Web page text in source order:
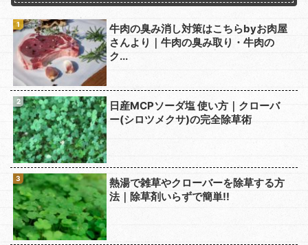
牛肉の臭み消し対策はこちらbyお肉屋
さんより｜牛肉の臭み取り・牛肉の
ク...
日産MCPソーダ塩 使い方｜クローバ
ー(シロツメクサ)の完全除草術
熱湯で雑草やクローバーを除草する方
法｜除草剤いらずで簡単!!